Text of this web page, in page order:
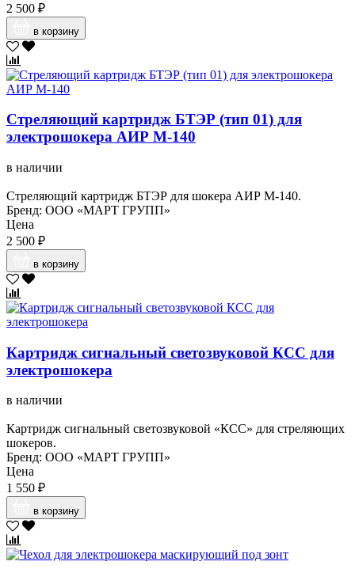
2 500 ₽
в корзину
Стреляющий картридж БТЭР (тип 01) для
электрошокера АИР М-140
в наличии
Стреляющий картридж БТЭР для шокера АИР М-140.
Бренд: ООО «МАРТ ГРУПП»
Цена
2 500 ₽
в корзину
Картридж сигнальный светозвуковой КСC для
электрошокера
в наличии
Картридж сигнальный светозвуковой «КСС» для стреляющих
шокеров.
Бренд: ООО «МАРТ ГРУПП»
Цена
1 550 ₽
в корзину